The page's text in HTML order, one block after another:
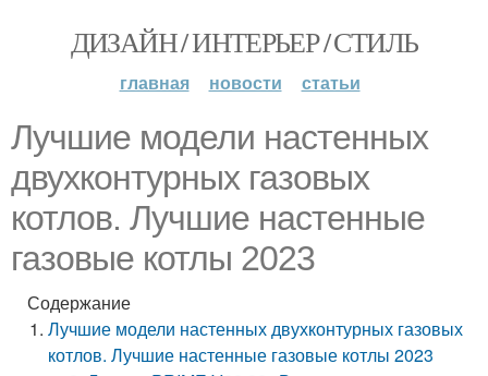
ДИЗАЙН / ИНТЕРЬЕР / СТИЛЬ
главная новости статьи
Лучшие модели настенных
двухконтурных газовых
котлов. Лучшие настенные
газовые котлы 2023
Содержание
Лучшие модели настенных двухконтурных газовых
котлов. Лучшие настенные газовые котлы 2023